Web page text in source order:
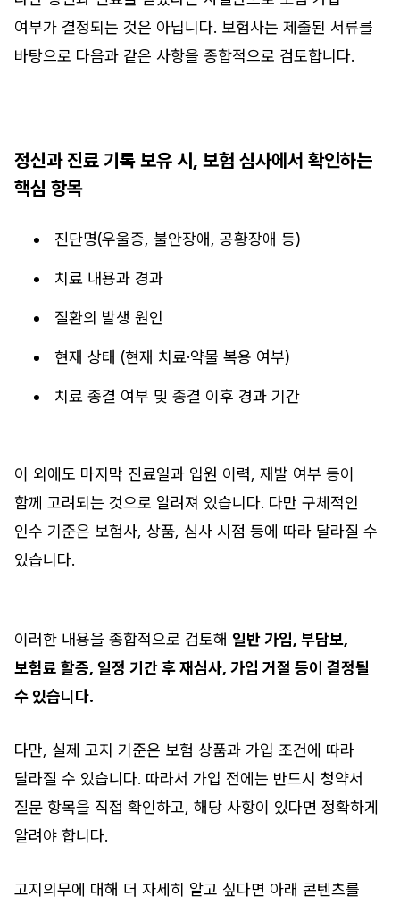
여부가 결정되는 것은 아닙니다. 보험사는 제출된 서류를
바탕으로 다음과 같은 사항을 종합적으로 검토합니다.
정신과 진료 기록 보유 시, 보험 심사에서 확인하는
핵심 항목
진단명(우울증, 불안장애, 공황장애 등)
치료 내용과 경과
질환의 발생 원인
현재 상태 (현재 치료·약물 복용 여부)
치료 종결 여부 및 종결 이후 경과 기간
이 외에도 마지막 진료일과 입원 이력, 재발 여부 등이
함께 고려되는 것으로 알려져 있습니다. 다만 구체적인
인수 기준은 보험사, 상품, 심사 시점 등에 따라 달라질 수
있습니다.
이러한 내용을 종합적으로 검토해 일반 가입, 부담보,
보험료 할증, 일정 기간 후 재심사, 가입 거절 등이 결정될
수 있습니다.
다만, 실제 고지 기준은 보험 상품과 가입 조건에 따라
달라질 수 있습니다. 따라서 가입 전에는 반드시 청약서
질문 항목을 직접 확인하고, 해당 사항이 있다면 정확하게
알려야 합니다.
고지의무에 대해 더 자세히 알고 싶다면 아래 콘텐츠를